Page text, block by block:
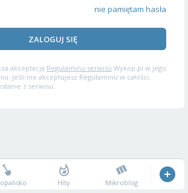
nie pamiętam hasła
ZALOGUJ SIĘ
akceptację Regulaminu serwisu Wykop.pl w jego
Jeśli nie akceptujesz Regulaminu w całości,
z serwisu.
Hity Mikroblog